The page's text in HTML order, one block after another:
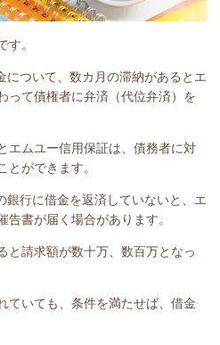
す。
について、数カ月の滞納があるとエ
って債権者に弁済（代位弁済）を
エムユー信用保証は、債務者に対
とができます。
銀行に借金を返済していないと
、エ
告書が届く場合があります。
と請求額が数十万、数百万となっ
ていても、条件を満たせば、借金